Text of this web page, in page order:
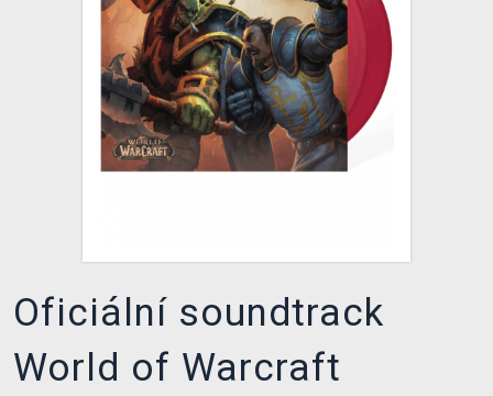
XZONE KLUB
TCG & BOARDGAME HUB
VÝKUP HER (BAZAR)
Oficiální soundtrack
World of Warcraft